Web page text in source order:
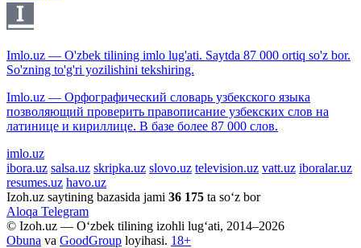
Imlo.uz — O'zbek tilining imlo lug'ati. Saytda 87 000 ortiq so'z bor.
So'zning to'g'ri yozilishini tekshiring.
Imlo.uz — Орфографический словарь узбекского языка
позволяющий проверить правописание узбекских слов на
латинице и кириллице. В базе более 87 000 слов.
imlo.uz
ibora.uz salsa.uz skripka.uz slovo.uz television.uz vatt.uz iboralar.uz
resumes.uz havo.uz
Izoh.uz saytining bazasida jami 36 175 ta so‘z bor
Aloqa Telegram
© Izoh.uz — O‘zbek tilining izohli lug‘ati, 2014–2026
Obuna va GoodGroup loyihasi. 18+